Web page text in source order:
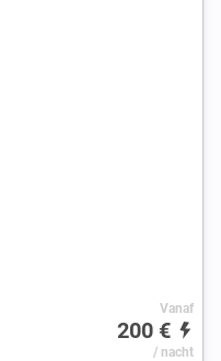
Vanaf
200 €
/ nacht